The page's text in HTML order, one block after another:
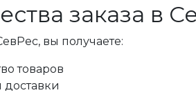
заказа в
вы получаете:
товаров
доставки